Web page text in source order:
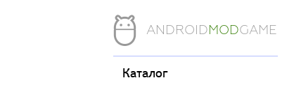
ANDROIDMODGAME
Каталог